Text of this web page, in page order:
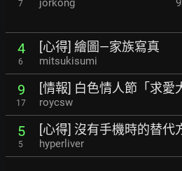
7 jorkong
4
6
[心得] 繪圖—家族寫真
mitsukisumi
9
17
[情報] 白色情人節「求愛
roycsw
5
5
[心得] 沒有手機時的替代
hyperliver